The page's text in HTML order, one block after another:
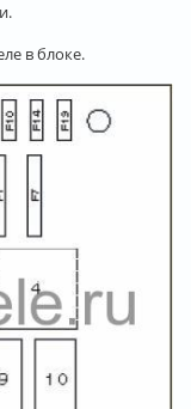
в блоке.